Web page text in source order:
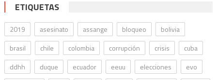
ETIQUETAS
2019 asesinato assange bloqueo
bolivia
brasil
chile colombia corrupción crisis
cuba
ddhh
duque ecuador eeuu elecciones
evo